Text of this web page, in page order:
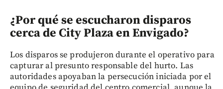
¿Por qué se escucharon disparos
cerca de City Plaza en Envigado?
Los disparos se produjeron durante el operativo para
capturar al presunto responsable del hurto. Las
autoridades apoyaban la persecución iniciada por el